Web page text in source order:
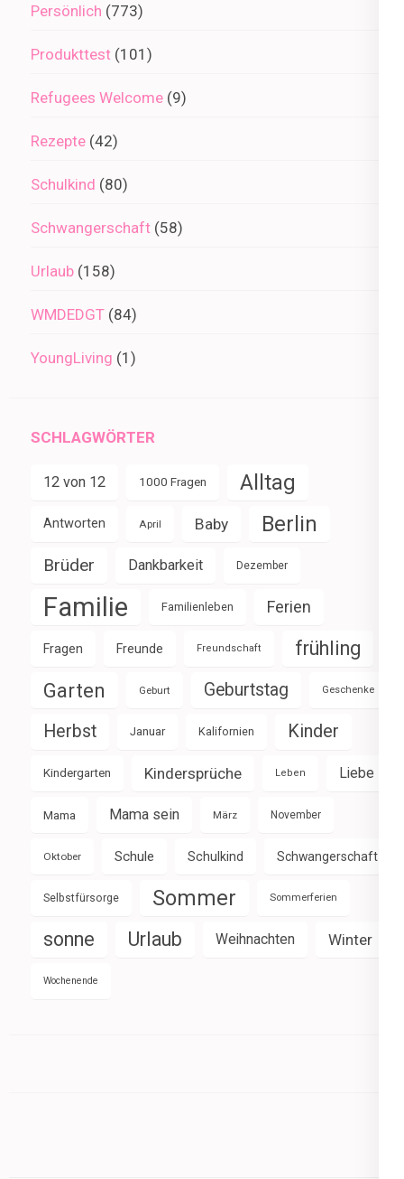
Persönlich (773)
Produkttest (101)
Refugees Welcome (9)
Rezepte (42)
Schulkind (80)
Schwangerschaft (58)
Urlaub (158)
WMDEDGT (84)
YoungLiving (1)
SCHLAGWÖRTER
12 von 12 1000 Fragen Alltag
Antworten April Baby Berlin
Brüder Dankbarkeit Dezember
Familie Familienleben Ferien
Fragen Freunde Freundschaft frühling
Garten Geburt Geburtstag Geschenke
Herbst Januar Kalifornien Kinder
Kindergarten Kindersprüche Leben Liebe
Mama Mama sein März November
Oktober Schule Schulkind Schwangerschaft
Selbstfürsorge Sommer Sommerferien
sonne Urlaub Weihnachten Winter
Wochenende